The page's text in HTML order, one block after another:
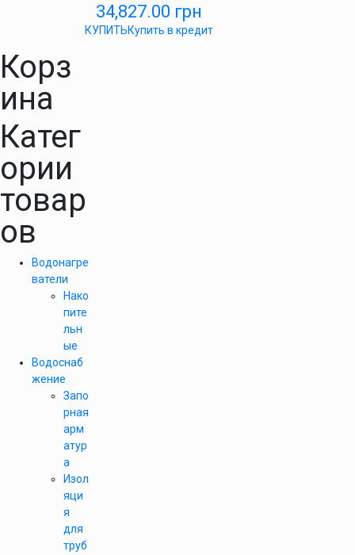
34,827.00 грн
КУПИТЬКупить в кредит
Корз
ина
Катег
ории
товар
ов
Водонагре
ватели
Нако
пите
льн
ые
Водоснаб
жение
Запо
рная
арм
атур
а
Изол
яци
я
для
труб